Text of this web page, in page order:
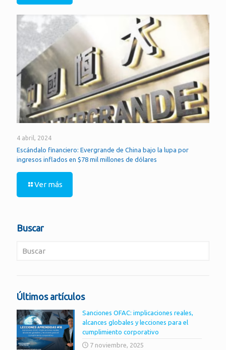
4 abril, 2024
Escándalo financiero: Evergrande de China bajo la lupa por
ingresos inflados en $78 mil millones de dólares
Ver más
Buscar
Últimos artículos
Sanciones OFAC: implicaciones reales,
alcances globales y lecciones para el
cumplimiento corporativo
7 noviembre, 2025